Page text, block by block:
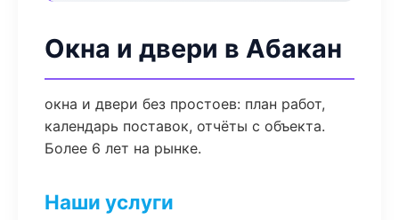
Окна и двери в Абакан
окна и двери без простоев: план работ,
календарь поставок, отчёты с объекта.
Более 6 лет на рынке.
Наши услуги